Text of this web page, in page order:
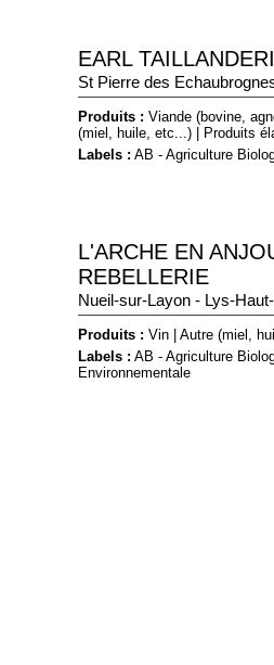
EARL
St Pierre des
Produits : Viande (bovine,
(miel, huile, etc...)
Produits
Labels : AB - Agriculture
L'ARCHE EN
REBELLERIE
Nueil-sur-Layon - Lys-
Produits : Vin Autre (miel,
Labels : AB - Agriculture
Environnementale